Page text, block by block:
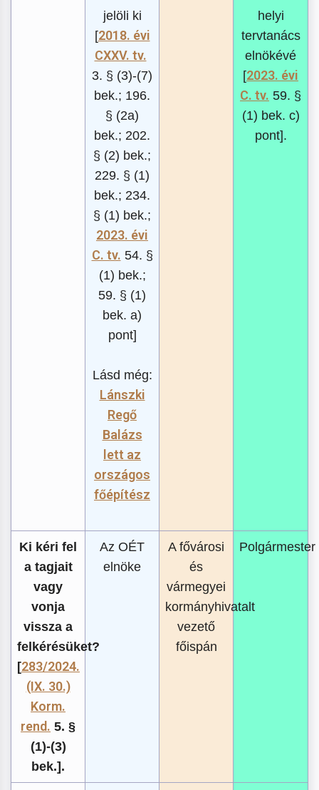
jelöli ki
[2018. évi
CXXV. tv.
3. § (3)-(7)
bek.; 196.
§ (2a)
bek.; 202.
§ (2) bek.;
229. § (1)
bek.; 234.
§ (1) bek.;
2023. évi
C. tv. 54. §
(1) bek.;
59. § (1)
bek. a)
pont]
Lásd még:
Lánszki
Regő
Balázs
lett az
országos
főépítész
helyi
tervtanács
elnökévé
[2023. évi
C. tv. 59. §
(1) bek. c)
pont].
Ki kéri fel
a tagjait
vagy
vonja
vissza a
felkérésüket?
[283/2024.
(IX. 30.)
Korm.
rend. 5. §
(1)-(3)
bek.].
Az OÉT
elnöke
A fővárosi
és
vármegyei
kormányhivatalt
vezető
főispán
Polgármester